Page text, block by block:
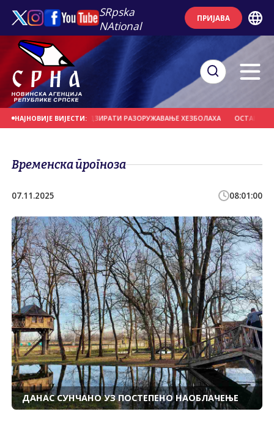
SRpska
NAtional
ПРИЈАВА
НАЈНОВИЈЕ ВИЈЕСТИ:
БИ МОГЛЕ НАДЗИРАТИ РАЗОРУЖАВАЊЕ ХЕЗБОЛАХА ОСТАЦИ
Временска прогноза
07.11.2025 08:01:00
ДАНАС СУНЧАНО УЗ ПОСТЕПЕНО НАОБЛАЧЕЊЕ